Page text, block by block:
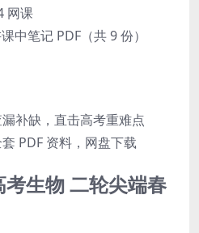
网课
中笔记 PDF（共 9 份）
补缺，直击高考重难点
PDF 资料，网盘下载
生物 二轮尖端春